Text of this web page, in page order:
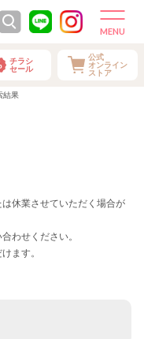
チラシ
セール
公式
オンライン
ストア
結果
休業させていただく場合が
わせください。
ます。